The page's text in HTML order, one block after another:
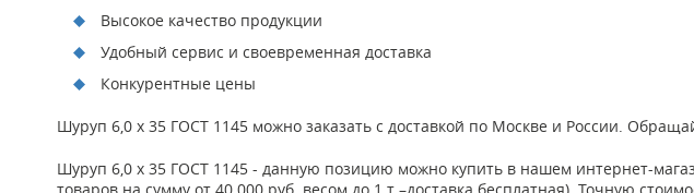
Высокое качество продукции
Удобный сервис и своевременная доставка
Конкурентные цены
Шуруп 6,0 х 35 ГОСТ 1145 можно заказать с доставкой по Москве и России.
Шуруп 6,0 х 35 ГОСТ 1145 - данную позицию можно купить в нашем интернет-